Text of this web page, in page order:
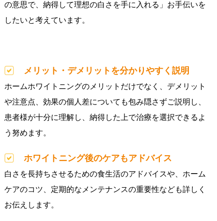
の意思で、納得して理想の白さを手に入れる」お手伝いを
したいと考えています。
メリット・デメリットを分かりやすく説明
ホームホワイトニングのメリットだけでなく、デメリット
や注意点、効果の個人差についても包み隠さずご説明し、
患者様が十分に理解し、納得した上で治療を選択できるよ
う努めます。
ホワイトニング後のケアもアドバイス
白さを長持ちさせるための食生活のアドバイスや、ホーム
ケアのコツ、定期的なメンテナンスの重要性なども詳しく
お伝えします。